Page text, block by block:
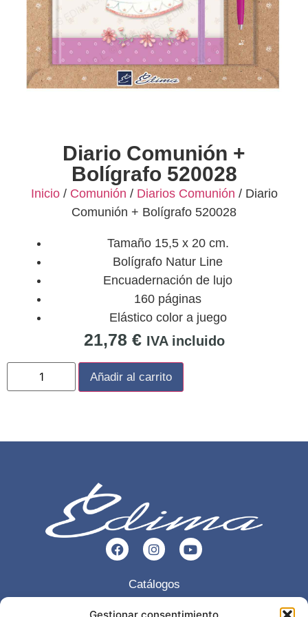
Diario Comunión +
Bolígrafo 520028
Inicio/ Comunión / Diarios Comunión / Diario
Comunión + Bolígrafo 520028
Tamaño 15,5 x 20 cm.
Bolígrafo Natur Line
Encuadernación de lujo
160 páginas
Elástico color a juego
21,78 € IVA incluido
Añadir al carrito
Catálogos